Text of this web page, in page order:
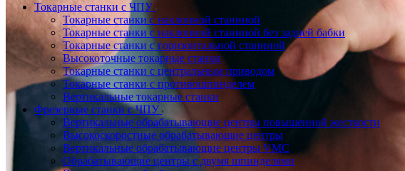
Токарные станки с ЧПУ
Токарные станки с наклонной станиной
Токарные станки с наклонной станиной без задней бабки
Токарные станки с горизонтальной станиной
Высокоточные токарные станки
Токарные станки с центральным приводом
Токарные станки с противошпинделем
Вертикальные токарные станки
Фрезерные станки с ЧПУ
Вертикальные обрабатывающие центры повышенной жесткости
Высокоскоростные обрабатывающие центры
Вертикальные обрабатывающие центры VMC
Обрабатывающие центры с двумя шпинделями